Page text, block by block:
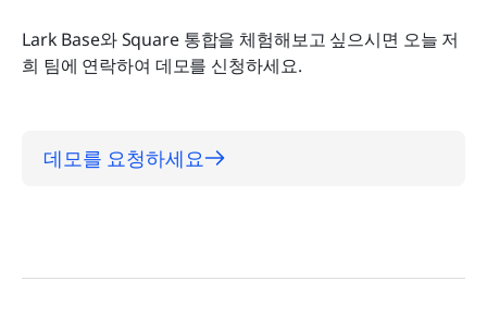
Lark Base와 Square 통합을 체험해보고 싶으시면 오늘 저
희 팀에 연락하여 데모를 신청하세요.
데모를 요청하세요